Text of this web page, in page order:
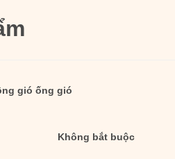
gió ống gió
Không bắt buộc